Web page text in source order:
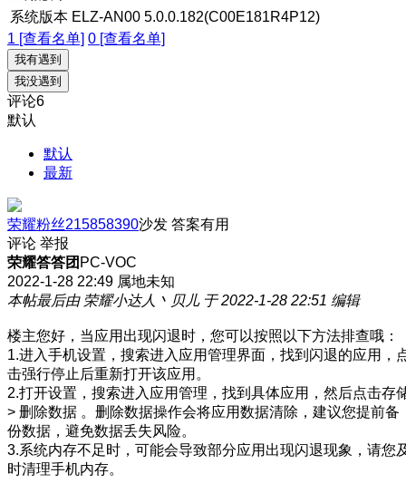
系统版本 ELZ-AN00 5.0.0.182(C00E181R4P12)
1 [查看名单] 0 [查看名单]
我有遇到
我没遇到
评论6
默认
默认
最新
荣耀粉丝215858390沙发 答案有用
评论 举报
荣耀答答团 PC-VOC
2022-1-28 22:49 属地未知
本帖最后由 荣耀小达人丶贝儿 于 2022-1-28 22:51 编辑
楼主您好，当应用出现闪退时，您可以按照以下方法排查哦：
1.进入手机设置，搜索进入应用管理界面，找到闪退的应用，
击强行停止后重新打开该应用。
2.打开设置，搜索进入应用管理，找到具体应用，然后点击存
> 删除数据 。删除数据操作会将应用数据清除，建议您提前备
份数据，避免数据丢失风险。
3.系统内存不足时，可能会导致部分应用出现闪退现象，请您
时清理手机内存。